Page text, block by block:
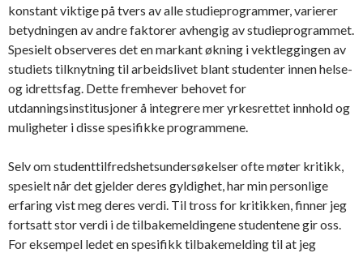
konstant viktige på tvers av alle studieprogrammer, varierer
betydningen av andre faktorer avhengig av studieprogrammet.
Spesielt observeres det en markant økning i vektleggingen av
studiets tilknytning til arbeidslivet blant studenter innen helse-
og idrettsfag. Dette fremhever behovet for
utdanningsinstitusjoner å integrere mer yrkesrettet innhold og
muligheter i disse spesifikke programmene.
Selv om studenttilfredshetsundersøkelser ofte møter kritikk,
spesielt når det gjelder deres gyldighet, har min personlige
erfaring vist meg deres verdi. Til tross for kritikken, finner jeg
fortsatt stor verdi i de tilbakemeldingene studentene gir oss.
For eksempel ledet en spesifikk tilbakemelding til at jeg